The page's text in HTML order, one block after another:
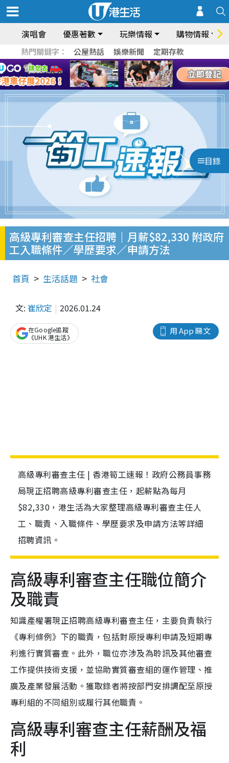
演唱會 優惠著數 玩樂情報 購物情報
熱門關鍵字： 公屋熱話 娛樂新聞 定期存款
目錄
高級專利審查主任招聘｜月薪$82,330 附政府
工入職條件／學歷要求／申請方法
首頁 生活話題 社會
文: 崔欣定 2026.01.24
用 App 睇文
在Google追蹤
《UHK 港生活》
高級專利審查主任 | 香港筍工速報！政府公務員事務
局現正招聘高級專利審查主任，起薪點為每月
$82,330，港生活為大家整理高級專利審查主任人
工、職責、入職條件、學歷要求及申請方法等詳細
招聘資訊。
高級專利審查主任職位簡介
及職責
知識產權署現正招聘高級專利審查主任，主要負責執行
《專利條例》下的職責，包括對原授專利申請及短期專
利進行實質審查。此外，職位亦涉及為聆訊及其他審查
工作提供技術支援，並協助實質審查組的運作管理、推
廣及產業發展活動。獲取錄者將按部門安排調配至原授
專利組的不同組別或履行其他職責。
高級專利審查主任薪酬及福
利